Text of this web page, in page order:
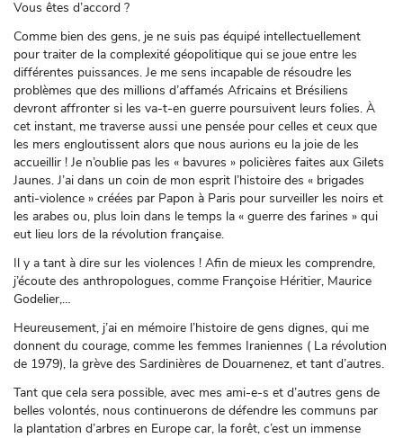
Vous êtes d’accord ?
Comme bien des gens, je ne suis pas équipé intellectuellement
pour traiter de la complexité géopolitique qui se joue entre les
différentes puissances. Je me sens incapable de résoudre les
problèmes que des millions d’affamés Africains et Brésiliens
devront affronter si les va-t-en guerre poursuivent leurs folies. À
cet instant, me traverse aussi une pensée pour celles et ceux que
les mers engloutissent alors que nous aurions eu la joie de les
accueillir ! Je n’oublie pas les « bavures » policières faites aux Gilets
Jaunes. J’ai dans un coin de mon esprit l’histoire des « brigades
anti-violence » créées par Papon à Paris pour surveiller les noirs et
les arabes ou, plus loin dans le temps la « guerre des farines » qui
eut lieu lors de la révolution française.
Il y a tant à dire sur les violences ! Afin de mieux les comprendre,
j’écoute des anthropologues, comme Françoise Héritier, Maurice
Godelier,…
Heureusement, j’ai en mémoire l’histoire de gens dignes, qui me
donnent du courage, comme les femmes Iraniennes ( La révolution
de 1979), la grève des Sardinières de Douarnenez, et tant d’autres.
Tant que cela sera possible, avec mes ami-e-s et d’autres gens de
belles volontés, nous continuerons de défendre les communs par
la plantation d’arbres en Europe car, la forêt, c’est un immense